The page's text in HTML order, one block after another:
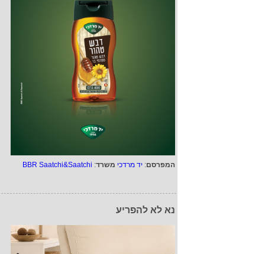
המפרסם: יד מרדכי משרד:
BBR Saatchi&Saatchi
נא לא להפריע